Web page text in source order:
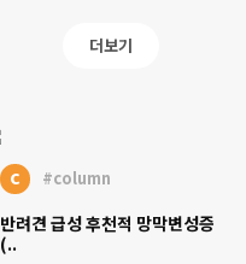
더보기
c #column
반려견 급성 후천적 망막변성증
(..